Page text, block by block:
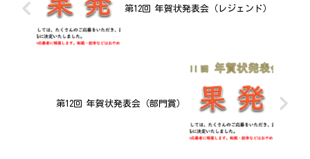
第12回 年賀状発表会（レジェンド）
第12回 年賀状発表会（部門賞）